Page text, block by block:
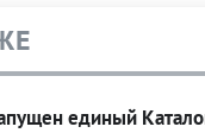
единый